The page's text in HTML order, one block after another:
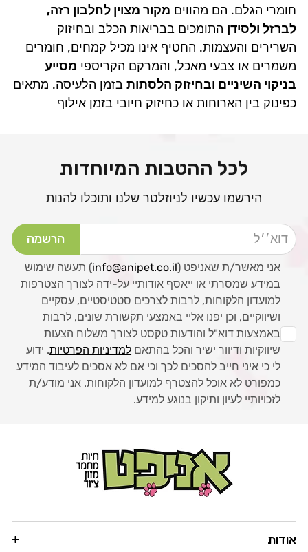
חומרי הגלם. הם מהווים מקור מצוין לחלבון רזה,
לברזל ולסידן התומכים בבריאות הכלב ובחיזוק
השרירים והעצמות. החטיף אינו מכיל קמחים, חומרים
משמרים או צבעי מאכל, והמרקם הקריספי מסייע
בניקוי השיניים ובחיזוק הלסתות בזמן הלעיסה. מתאים
כפינוק בין הארוחות או כחיזוק חיובי בזמן אילוף
לכל ההטבות המיוחדות
הירשמו עכשיו לניוזלטר שלנו ותוכלו להנות
דוא׳׳ל הרשמה
אני מאשר/ת שאניפט (info@anipet.co.il) תעשה שימוש
במידע שמסרתי או ייאסף אודותיי על-ידה לצורך הצטרפות
למועדון הלקוחות, לרבות לצרכים סטטיסטיים, עסקיים
ושיווקיים, וכן יפנו אליי באמצעי תקשורת שונים, לרבות
באמצעות דוא"ל והודעות טקסט לצורך משלוח הצעות
שיווקיות ודיוור ישיר והכל בהתאם למדיניות הפרטיות. ידוע
לי כי איני חייב להסכים לכך וכי אם לא אסכים לעיבוד המידע
כמפורט לא אוכל להצטרף למועדון הלקוחות. אני מודע/ת
לזכויותיי לעיון ותיקון בנוגע למידע.
אודות